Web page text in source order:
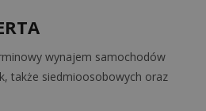
wynajem samochodów
także siedmioosobowych oraz